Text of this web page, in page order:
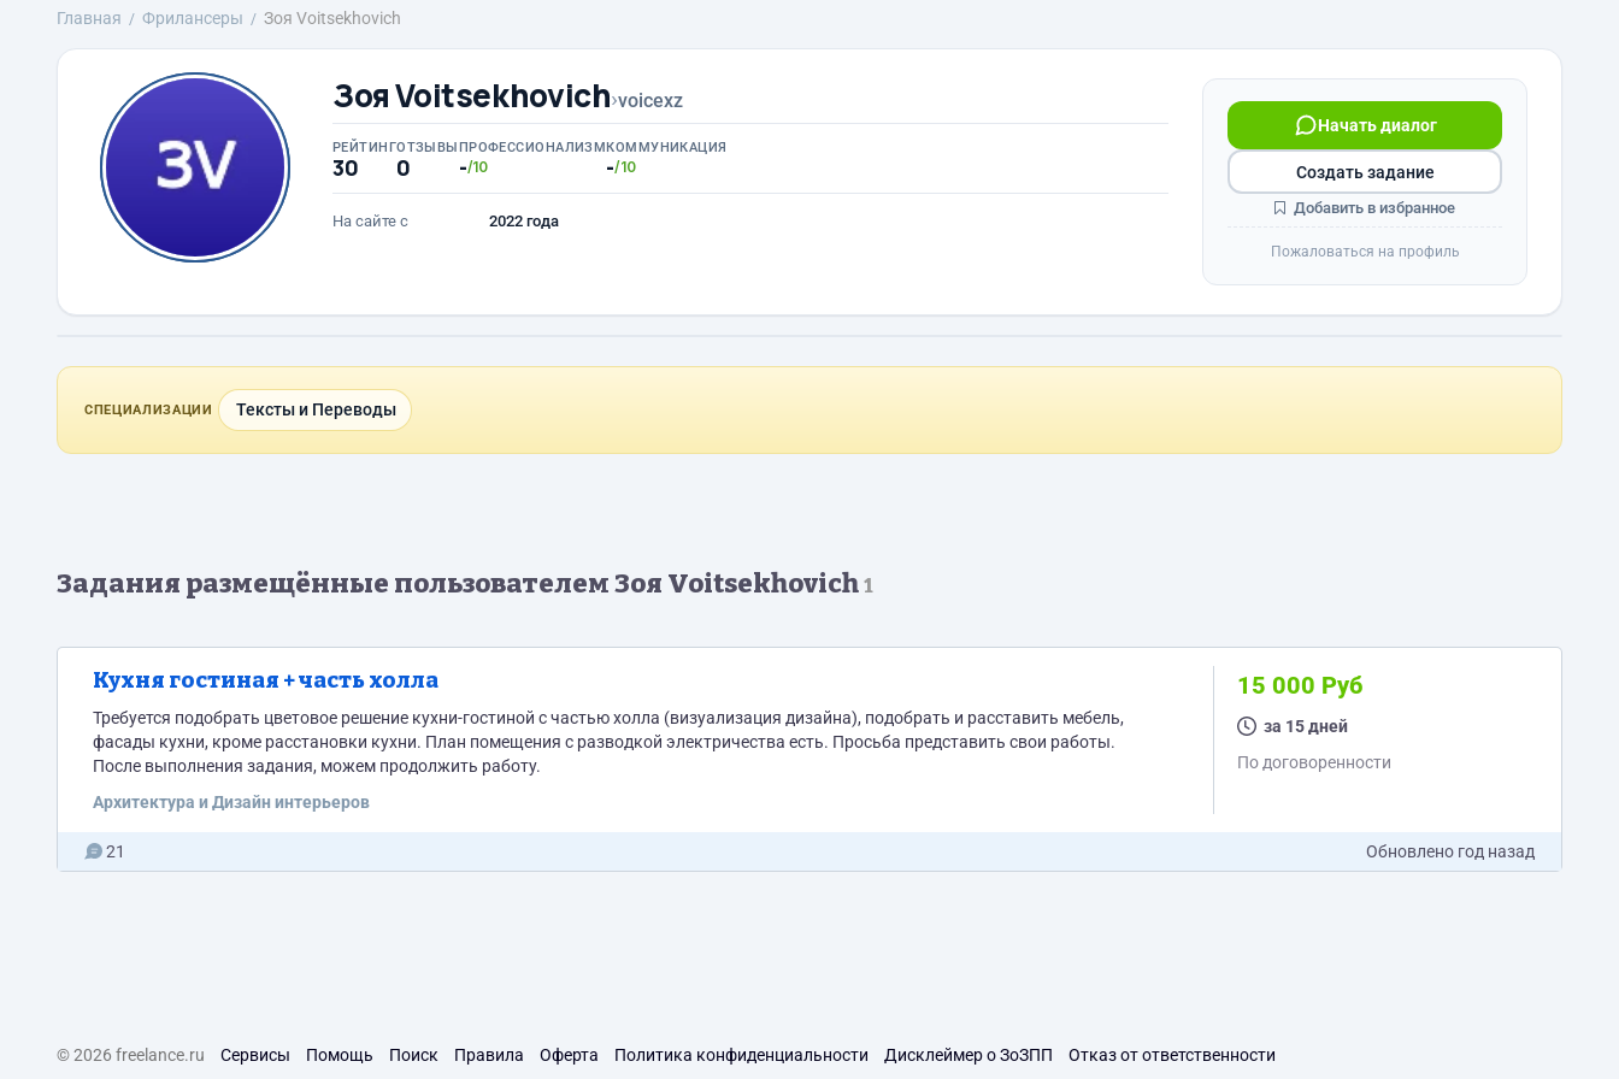
Главная Фрилансеры Зоя Voitsekhovich
Зоя Voitsekhovich›voicexz
РЕЙТИНГ
30
ОТЗЫВЫ
0
ПРОФЕССИОНАЛИЗМ
-/10
КОММУНИКАЦИЯ
-/10
На сайте с 2022 года
Начать диалог
Создать задание
Добавить в избранное
Пожаловаться на профиль
СПЕЦИАЛИЗАЦИИ Тексты и Переводы
Задания размещённые пользователем Зоя Voitsekhovich 1
Кухня гостиная + часть холла
Требуется подобрать цветовое решение кухни-гостиной с частью холла (визуализация дизайна), подобрать и расставить мебель,
фасады кухни, кроме расстановки кухни. План помещения с разводкой электричества есть. Просьба представить свои работы.
После выполнения задания, можем продолжить работу.
Архитектура и Дизайн интерьеров
15 000 Руб
за 15 дней
По договоренности
21 Обновлено год назад
© 2026 freelance.ru Сервисы Помощь Поиск Правила Оферта Политика конфиденциальности Дисклеймер о ЗоЗПП Отказ от ответственности